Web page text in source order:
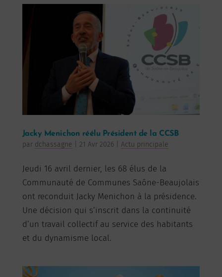
Jacky Menichon réélu Président de la CCSB
par dchassagne 21 Avr 2026| Actu principale
Jeudi 16 avril dernier, les 68 élus de la
Communauté de Communes Saône-Beaujolais
ont reconduit Jacky Menichon à la présidence.
Une décision qui s’inscrit dans la continuité
d’un travail collectif au service des habitants
et du dynamisme local.